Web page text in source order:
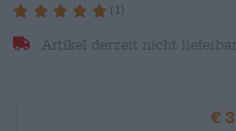
(1)
Artikel derzeit nicht lieferbar
€